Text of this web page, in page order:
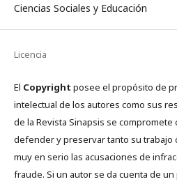
Ciencias Sociales y Educación
Licencia
El Copyright posee el propósito de
intelectual de los autores como sus
de la Revista Sinapsis se
defender y preservar tanto su trabajo
muy en serio las acusaciones de
fraude. Si un autor se da cuenta de